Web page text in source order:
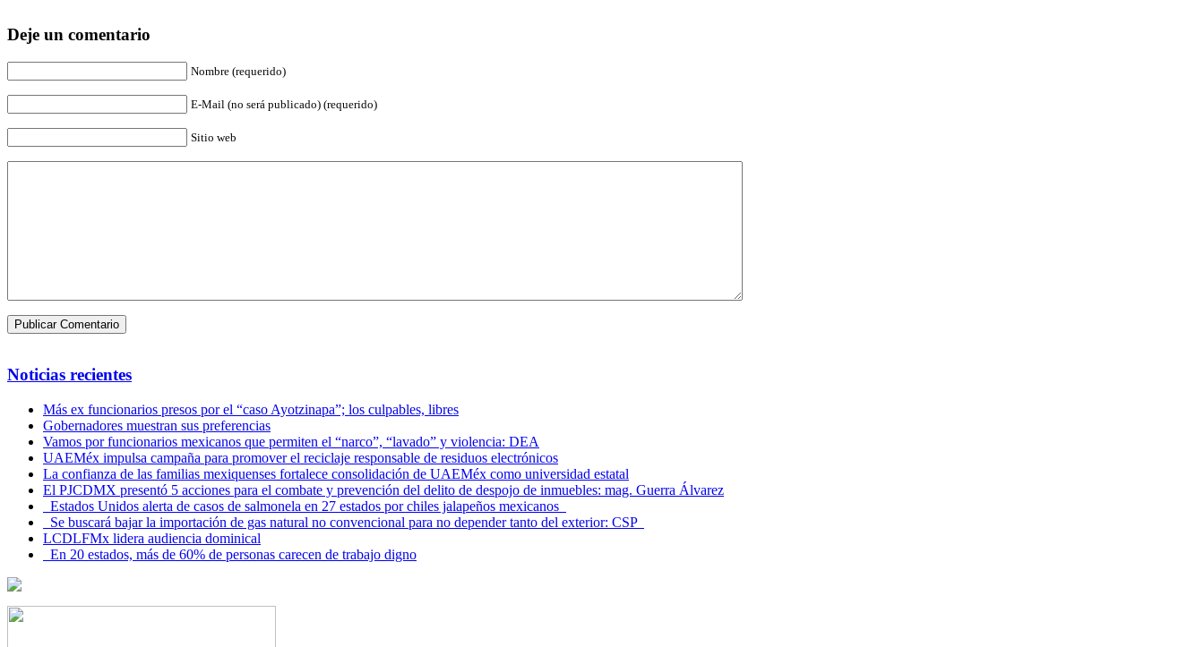
Deje un comentario
Nombre (requerido)
E-Mail (no será publicado) (requerido)
Sitio web
Noticias recientes
Más ex funcionarios presos por el “caso Ayotzinapa”; los culpables, libres
Gobernadores muestran sus preferencias
Vamos por funcionarios mexicanos que permiten el “narco”, “lavado” y violencia: DEA
UAEMéx impulsa campaña para promover el reciclaje responsable de residuos electrónicos
La confianza de las familias mexiquenses fortalece consolidación de UAEMéx como universidad estatal
El PJCDMX presentó 5 acciones para el combate y prevención del delito de despojo de inmuebles: mag. Guerra Álvarez
Estados Unidos alerta de casos de salmonela en 27 estados por chiles jalapeños mexicanos
Se buscará bajar la importación de gas natural no convencional para no depender tanto del exterior: CSP
LCDLFMx lidera audiencia dominical
En 20 estados, más de 60% de personas carecen de trabajo digno